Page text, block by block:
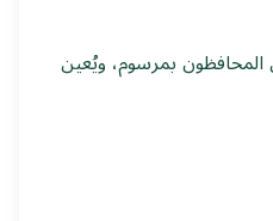
المحافظون بمرسوم، ويُعين